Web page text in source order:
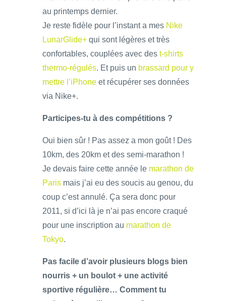
au printemps dernier.
Je reste fidèle pour l’instant a mes Nike
LunarGlide+ qui sont légères et très
confortables, couplées avec des t-shirts
thermo-régulés. Et puis un brassard pour y
mettre l’iPhone et récupérer ses données
via Nike+.
Participes-tu à des compétitions ?
Oui bien sûr ! Pas assez a mon goût ! Des
10km, des 20km et des semi-marathon !
Je devais faire cette année le marathon de
Paris mais j’ai eu des soucis au genou, du
coup c’est annulé. Ça sera donc pour
2011, si d’ici là je n’ai pas encore craqué
pour une inscription au marathon de
Tokyo.
Pas facile d’avoir plusieurs blogs bien
nourris + un boulot + une activité
sportive régulière… Comment tu